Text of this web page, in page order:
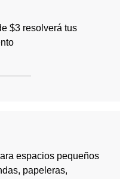
$3 resolverá tus
espacios pequeños
papeleras,